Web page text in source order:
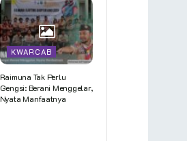
KWARCAB
Raimuna Tak Perlu
Gengsi: Berani Menggelar,
Nyata Manfaatnya